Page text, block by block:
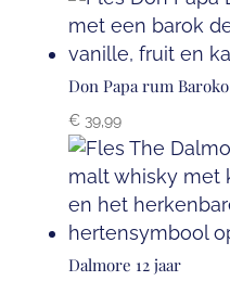
Don Papa rum Baroko
€39,99
Dalmore 12 jaar